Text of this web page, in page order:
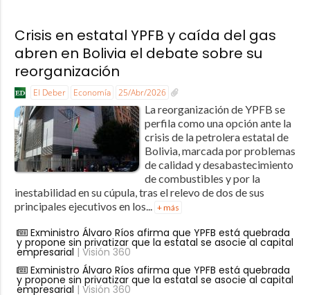
Crisis en estatal YPFB y caída del gas
abren en Bolivia el debate sobre su
reorganización
El Deber Economía 25/Abr/2026
La reorganización de YPFB se
perfila como una opción ante la
crisis de la petrolera estatal de
Bolivia, marcada por problemas
de calidad y desabastecimiento
de combustibles y por la
inestabilidad en su cúpula, tras el relevo de dos de sus
principales ejecutivos en los...
+ más
Exministro Álvaro Ríos afirma que YPFB está quebrada
y propone sin privatizar que la estatal se asocie al capital
empresarial | Visión 360
Exministro Álvaro Ríos afirma que YPFB está quebrada
y propone sin privatizar que la estatal se asocie al capital
empresarial | Visión 360